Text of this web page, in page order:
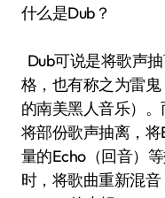
什么是Dub？
Dub可说是将歌声
格，也有称之为雷
的南美黑人音乐）
将部份歌声抽离，
量的Echo（回音）
时，将歌曲重新混音